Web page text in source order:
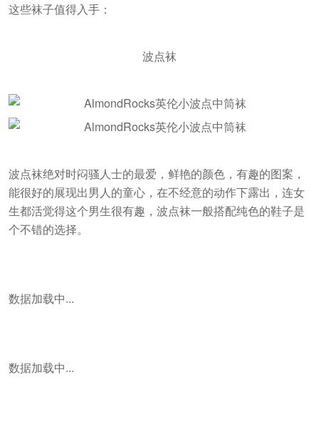
这些袜子值得入手：
波点袜
波点袜绝对时闷骚人士的最爱，鲜艳的颜色，有趣的图案，
能很好的展现出男人的童心，在不经意的动作下露出，连女
生都活觉得这个男生很有趣，波点袜一般搭配纯色的鞋子是
个不错的选择。
数据加载中...
数据加载中...